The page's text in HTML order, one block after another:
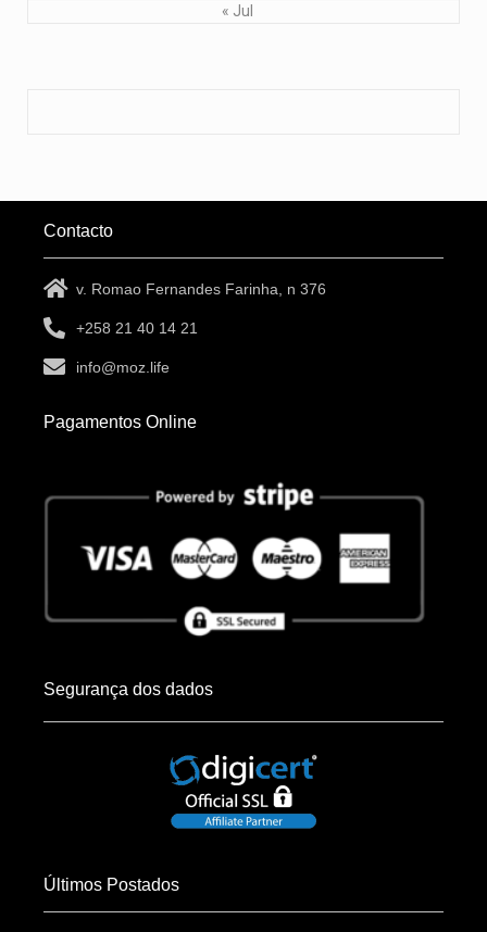
« Jul
Contacto
v. Romao Fernandes Farinha, n 376
+258 21 40 14 21
info@moz.life
Pagamentos Online
Segurança dos dados
Últimos Postados